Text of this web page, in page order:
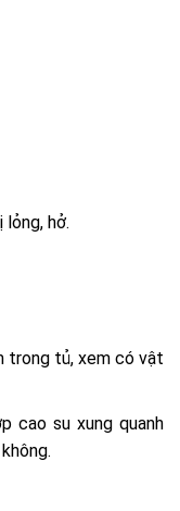
lỏng, hở.
trong tủ, xem có vật
cao su xung quanh